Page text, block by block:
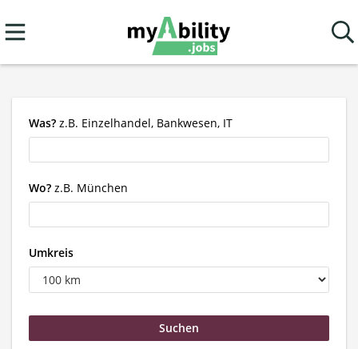
Was? z.B. Einzelhandel, Bankwesen, IT
Wo? z.B. München
Umkreis